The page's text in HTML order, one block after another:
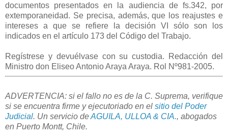
documentos presentados en la audiencia de fs.342, por
extemporaneidad. Se precisa, además, que los reajustes e
intereses a que se refiere la decisión VI sólo son los
indicados en el artículo 173 del Código del Trabajo.
Regístrese y devuélvase con su custodia. Redacción del
Ministro don Eliseo Antonio Araya Araya. Rol Nº981-2005.
ADVERTENCIA: si el fallo no es de la C. Suprema, verifique
si se encuentra firme y ejecutoriado en el sitio del Poder
Judicial. Un servicio deAGUILA, ULLOA & CIA., abogados
en Puerto Montt, Chile.